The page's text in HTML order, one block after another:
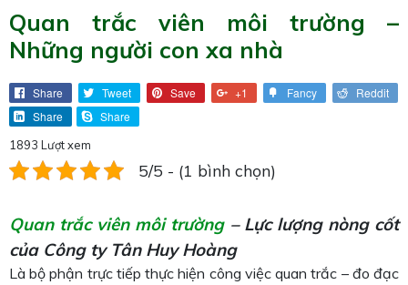
Quan trắc viên môi trường –
Những người con xa nhà
Share Tweet Save +1 Fancy
Reddit
Share
Share
1893 Lượt xem
5/5 - (1 bình chọn)
Quan trắc viên môi trường– Lực lượng nòng cốt
của Công ty Tân Huy Hoàng
Là bộ phận trực tiếp thực hiện công việc quan trắc – đo đạc